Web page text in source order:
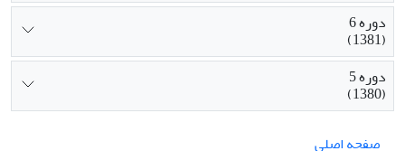
دوره 6
(1381)
دوره 5
(1380)
صفحه اصلی